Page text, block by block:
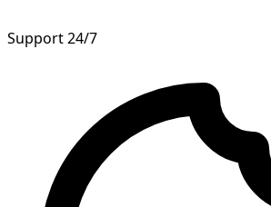
Support 24/7